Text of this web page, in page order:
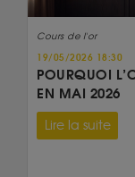
Cours de l'or
19/05/2026 18:30
POURQUOI
EN MAI 2026
Lire la suite